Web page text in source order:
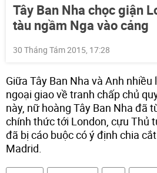
Tây Ban Nha chọc giận
tàu ngầm Nga vào cảng
30 Tháng Tám 2015, 17:28
Giữa Tây Ban Nha và Anh
ngoại giao về tranh chấp chủ
này, nữ hoàng Tây Ban Nha đã
chính thức tới London, cựu Thủ
đã bị cáo buộc có ý định chia
Madrid.